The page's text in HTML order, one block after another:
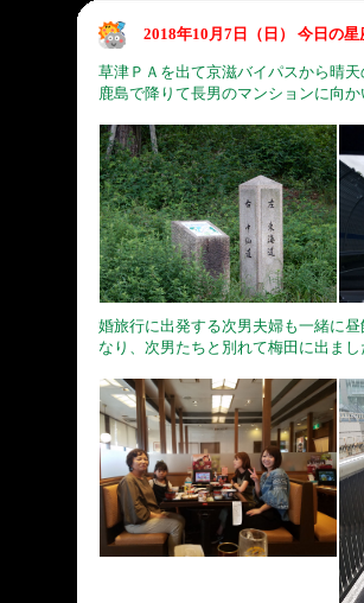
2018年10月7日（日） 今日の
草津ＰＡを出て京滋バイパスから晴
鹿島で降りて長男のマンションに向
婚旅行に出発する次男夫婦も一緒に
なり、次男たちと別れて梅田に出まし